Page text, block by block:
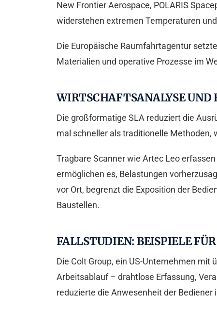
New Frontier Aerospace, POLARIS
widerstehen extremen Temperaturen
Die Europäische Raumfahrtagentur
Materialien und operative Prozesse im
WIRTSCHAFTSANALYSE UND
Die großformatige SLA reduziert die
mal schneller als traditionelle Methoden,
Tragbare Scanner wie Artec Leo
ermöglichen es, Belastungen
vor Ort, begrenzt die Exposition der
Baustellen.
FALLSTUDIEN: BEISPIELE
Die Colt Group, ein US-Unternehmen
Arbeitsablauf – drahtlose Erfassung,
reduzierte die Anwesenheit der Bediener